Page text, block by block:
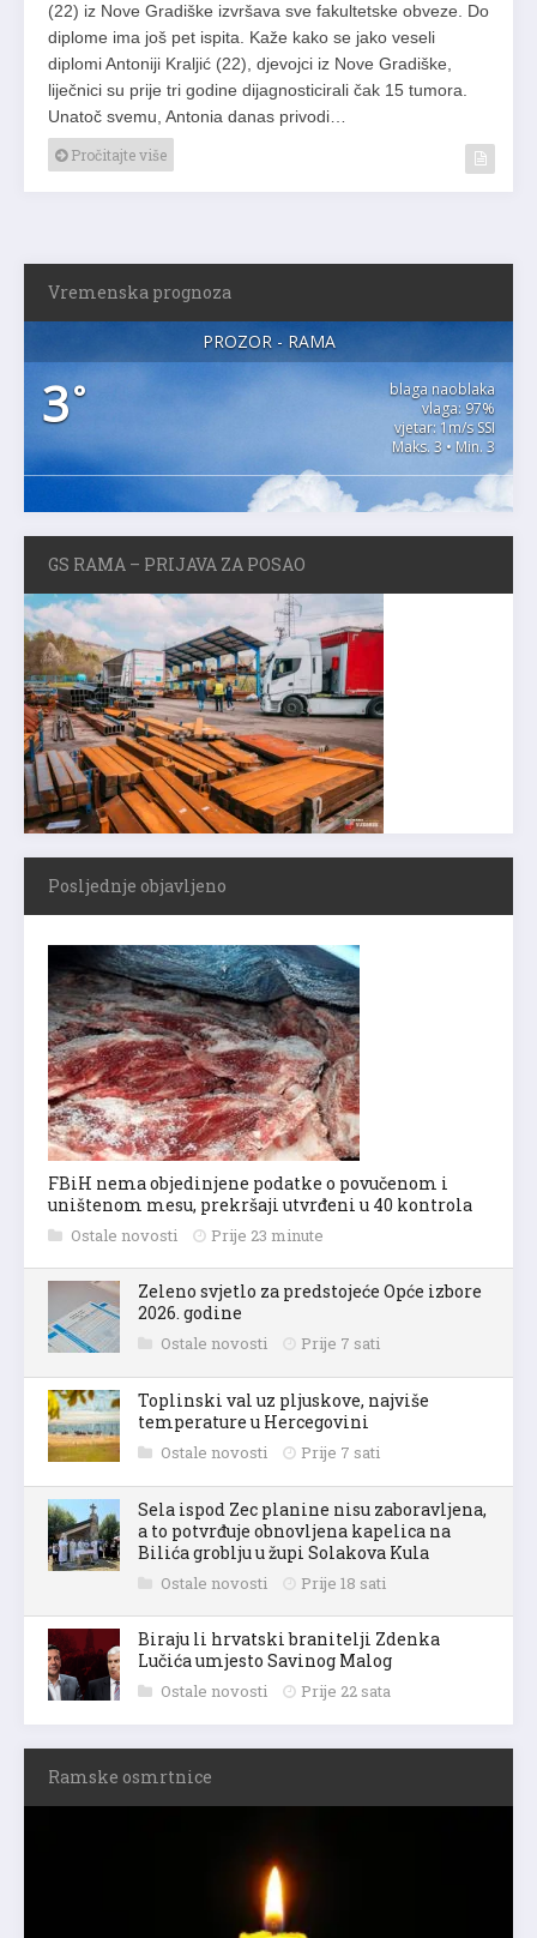
(22) iz Nove Gradiške izvršava sve fakultetske obveze. Do
diplome ima još pet ispita. Kaže kako se jako veseli
diplomi Antoniji Kraljić (22), djevojci iz Nove Gradiške,
liječnici su prije tri godine dijagnosticirali čak 15 tumora.
Unatoč svemu, Antonia danas privodi…
Pročitajte više
Vremenska prognoza
PROZOR - RAMA
3°
blaga naoblaka
vlaga: 97%
vjetar: 1m/s SSI
Maks. 3 • Min. 3
GS RAMA – PRIJAVA ZA POSAO
Posljednje objavljeno
FBiH nema objedinjene podatke o povučenom i
uništenom mesu, prekršaji utvrđeni u 40 kontrola
Ostale novosti Prije 23 minute
Zeleno svjetlo za predstojeće Opće izbore
2026. godine
Ostale novosti Prije 7 sati
Toplinski val uz pljuskove, najviše
temperature u Hercegovini
Ostale novosti Prije 7 sati
Sela ispod Zec planine nisu zaboravljena,
a to potvrđuje obnovljena kapelica na
Bilića groblju u župi Solakova Kula
Ostale novosti Prije 18 sati
Biraju li hrvatski branitelji Zdenka
Lučića umjesto Savinog Malog
Ostale novosti Prije 22 sata
Ramske osmrtnice